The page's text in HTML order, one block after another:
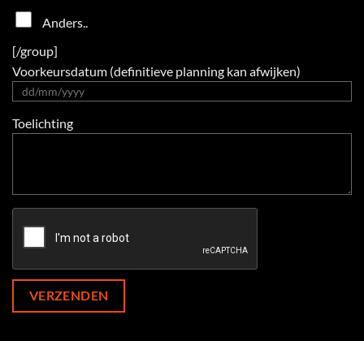
Anders..
[/group]
Voorkeursdatum (definitieve planning kan afwijken)
Toelichting